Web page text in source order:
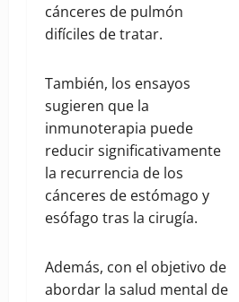
cánceres de pulmón
difíciles de tratar.
También, los ensayos
sugieren que la
inmunoterapia puede
reducir significativamente
la recurrencia de los
cánceres de estómago y
esófago tras la cirugía.
Además, con el objetivo de
abordar la salud mental de